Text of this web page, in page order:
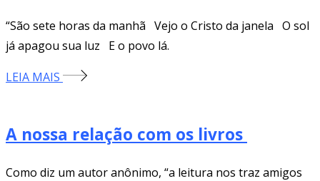
“São sete horas da manhã Vejo o Cristo da janela O sol
já apagou sua luz E o povo lá.
LEIA MAIS
A nossa relação com os livros
Como diz um autor anônimo, “a leitura nos traz amigos